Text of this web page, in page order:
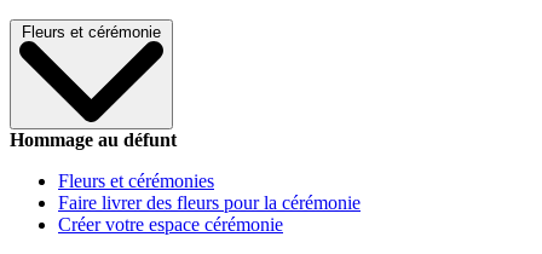
Fleurs et cérémonie
Hommage au défunt
Fleurs et cérémonies
Faire livrer des fleurs pour la cérémonie
Créer votre espace cérémonie